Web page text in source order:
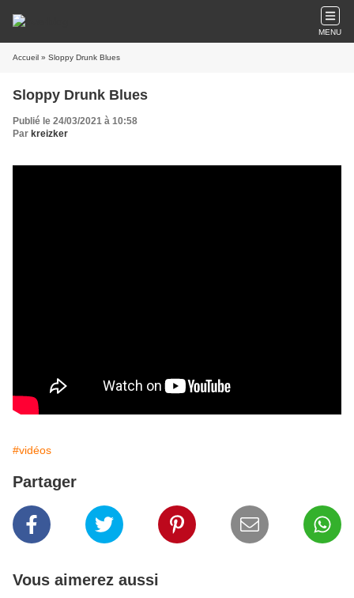
MENU
Accueil » Sloppy Drunk Blues
Sloppy Drunk Blues
Publié le 24/03/2021 à 10:58
Par kreizker
#vidéos
Partager
Vous aimerez aussi